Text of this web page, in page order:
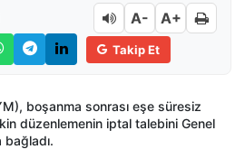
A- A+
Takip Et
boşanma sonrası eşe süresiz
düzenlemenin iptal talebini Genel
bağladı.